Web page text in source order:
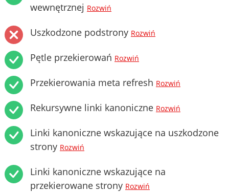
wewnętrznej Rozwiń
Uszkodzone podstrony Rozwiń
Pętle przekierowań Rozwiń
Przekierowania meta refresh Rozwiń
Rekursywne linki kanoniczne Rozwiń
Linki kanoniczne wskazujące na uszkodzone
strony Rozwiń
Linki kanoniczne wskazujące na
przekierowane strony Rozwiń